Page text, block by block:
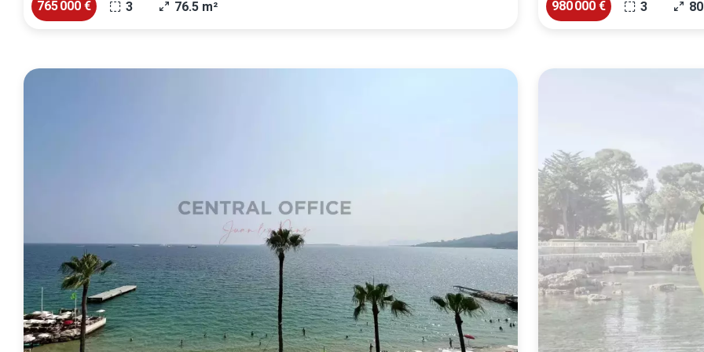
765 000 € 3 76.5 m² 980 000 € 3